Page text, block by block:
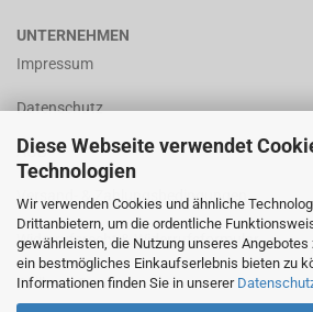
Diese Webseite verwendet
Technologien
Wir verwenden Cookies und ähnliche
Drittanbietern, um die ordentliche
gewährleisten, die Nutzung unseres
ein bestmögliches Einkaufserlebnis bieten zu
Informationen finden Sie in unserer
UNTERNEHMEN
Impressum
Datenschutz
AGB
Versand- & Zahlungsbedingungen
Widerrufsrecht & Widerrufsformular
Callback Service